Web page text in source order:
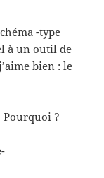
-type
à un outil de
bien : le
Pourquoi ?